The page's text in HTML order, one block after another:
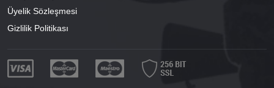
Üyelik Sözleşmesi
Gizlilik Politikası